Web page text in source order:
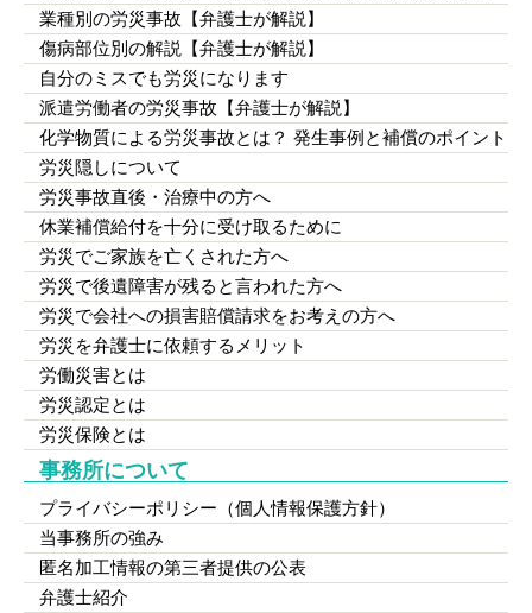
業種別の労災事故【弁護士が解説】
傷病部位別の解説【弁護士が解説】
自分のミスでも労災になります
派遣労働者の労災事故【弁護士が解説】
化学物質による労災事故とは？ 発生事例と補償のポイント
労災隠しについて
労災事故直後・治療中の方へ
休業補償給付を十分に受け取るために
労災でご家族を亡くされた方へ
労災で後遺障害が残ると言われた方へ
労災で会社への損害賠償請求をお考えの方へ
労災を弁護士に依頼するメリット
労働災害とは
労災認定とは
労災保険とは
事務所について
プライバシーポリシー（個人情報保護方針）
当事務所の強み
匿名加工情報の第三者提供の公表
弁護士紹介